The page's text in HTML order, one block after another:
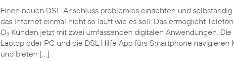
Einen neuen DSL-Anschluss problemlos einrichten und
das Internet einmal nicht so läuft wie es soll: Das ermöglicht
O2 Kunden jetzt mit zwei umfassenden digitalen Anwendungen. Die
Laptop oder PC und die DSL Hilfe App fürs Smartphone navigieren
und bieten […]